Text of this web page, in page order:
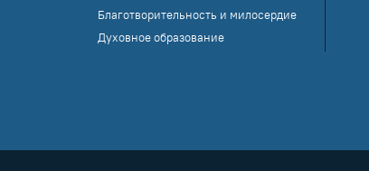
Благотворительность и милосердие
Духовное образование